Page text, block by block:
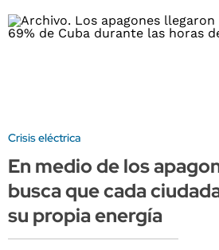
Crisis eléctrica
En medio de los
busca que cada
su propia energía